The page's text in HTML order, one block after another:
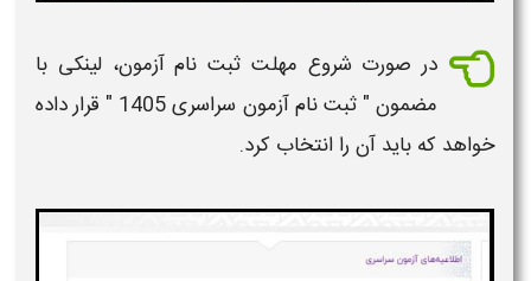
در صورت شروع مهلت ثبت نام آزمون، لینکی با
مضمون " ثبت نام آزمون سراسری1405 " قرار داده
خواهد که باید آن را انتخاب کرد.